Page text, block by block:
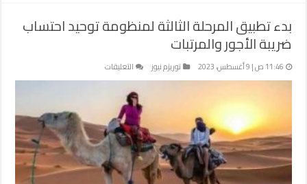
بدء تطبيق المرحلة الثالثة لمنظومة توحيد احتساب
ضريبة الأجور والمرتبات
11:46 ص | 9 أغسطس، 2023 توريزم نيوز التعليقات
بدء
الثالثة
لمنظومة
توحيد
احتساب
ضريبة